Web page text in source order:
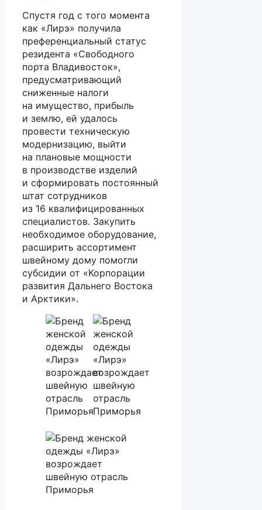
Спустя год с того момента
как «Лирэ» получила
преференциальный статус
резидента «Свободного
порта Владивосток»,
предусматривающий
сниженные налоги
на имущество, прибыль
и землю, ей удалось
провести техническую
модернизацию, выйти
на плановые мощности
в производстве изделий
и сформировать постоянный
штат сотрудников
из 16 квалифицированных
специалистов. Закупить
необходимое оборудование,
расширить ассортимент
швейному дому помогли
субсидии от «Корпорации
развития Дальнего Востока
и Арктики».